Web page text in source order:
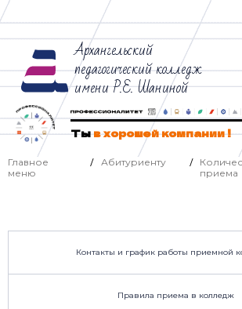
Архангельский
педагогический колледж
имени Р.Е. Шаниной
Тыв хорошей компании !
Главное
меню
/ Абитуриенту /
приема
Контакты и график работы приемной
Правила приема в колледж